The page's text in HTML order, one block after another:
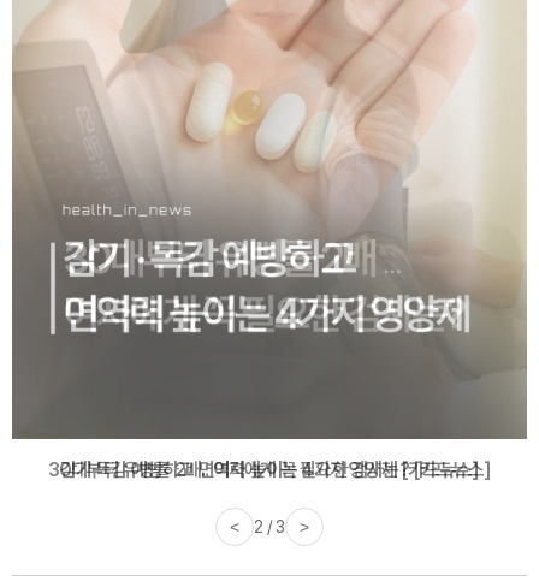
감기·독감 예방하고 면역력 높이는 4가지 영양제 [카드뉴스]
< 3 / 3 >